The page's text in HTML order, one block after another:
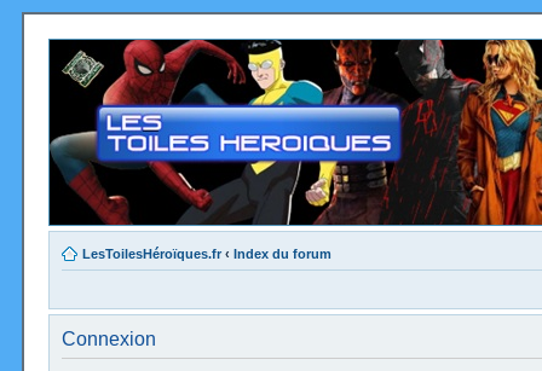
LesToilesHéroïques.fr ‹ Index du forum
Connexion